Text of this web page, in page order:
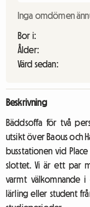
Inga omdömen
Bor i:
Ålder:
Värd sedan:
Beskrivning
Bäddsoffa för två
utsikt över Baous och
busstationen vid
slottet. Vi är ett par
varmt
lärling eller student